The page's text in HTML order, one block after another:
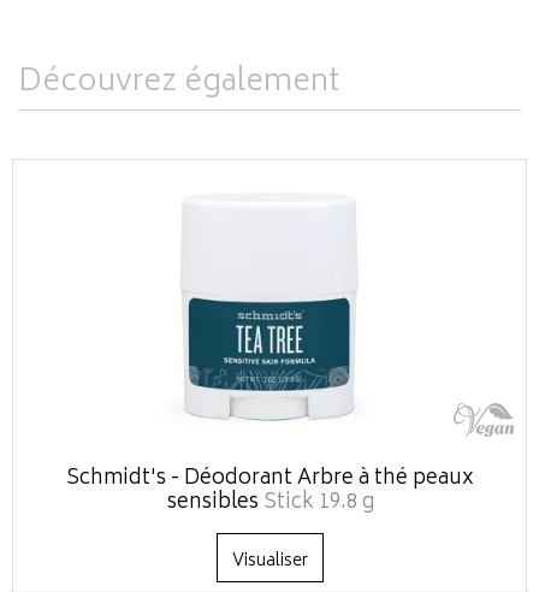
Découvrez également
Schmidt's - Déodorant Arbre à thé peaux
sensibles Stick 19.8 g
Visualiser